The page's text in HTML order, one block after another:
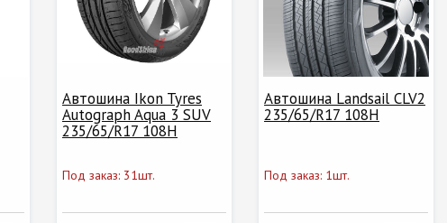
Автошина Ikon Tyres
Autograph Aqua 3 SUV
235/65/R17 108H
Под заказ: 31шт.
Автошина Landsail CLV2
235/65/R17 108H
Под заказ: 1шт.